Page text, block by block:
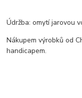
Údržba: omytí jarovou
Nákupem výrobků od
handicapem.